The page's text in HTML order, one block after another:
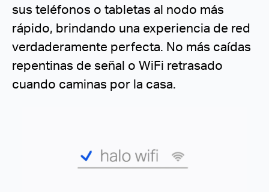
sus teléfonos o tabletas al nodo más
rápido, brindando una experiencia de red
verdaderamente perfecta. No más caídas
repentinas de señal o WiFi retrasado
cuando caminas por la casa.